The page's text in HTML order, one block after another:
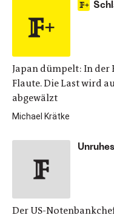
Japan dümpelt: In
Flaute. Die Last wird
abgewälzt
Michael Krätke
Der US-